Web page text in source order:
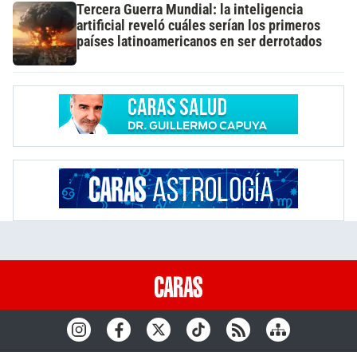
Tercera Guerra Mundial: la inteligencia
artificial reveló cuáles serían los primeros
países latinoamericanos en ser derrotados